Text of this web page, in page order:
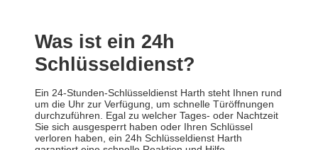
Was ist ein 24h
Schlüsseldienst?
Ein 24-Stunden-Schlüsseldienst Harth steht Ihnen rund
um die Uhr zur Verfügung, um schnelle Türöffnungen
durchzuführen. Egal zu welcher Tages- oder Nachtzeit
Sie sich ausgesperrt haben oder Ihren Schlüssel
verloren haben, ein 24h Schlüsseldienst Harth